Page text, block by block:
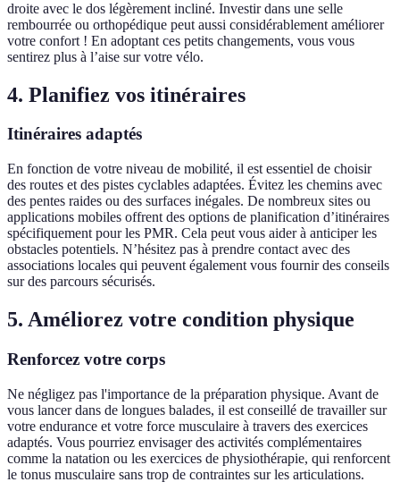
droite avec le dos légèrement incliné. Investir dans une selle
rembourrée ou orthopédique peut aussi considérablement améliorer
votre confort ! En adoptant ces petits changements, vous vous
sentirez plus à l’aise sur votre vélo.
4. Planifiez vos itinéraires
Itinéraires adaptés
En fonction de votre niveau de mobilité, il est essentiel de choisir
des routes et des pistes cyclables adaptées. Évitez les chemins avec
des pentes raides ou des surfaces inégales. De nombreux sites ou
applications mobiles offrent des options de planification d’itinéraires
spécifiquement pour les PMR. Cela peut vous aider à anticiper les
obstacles potentiels. N’hésitez pas à prendre contact avec des
associations locales qui peuvent également vous fournir des conseils
sur des parcours sécurisés.
5. Améliorez votre condition physique
Renforcez votre corps
Ne négligez pas l'importance de la préparation physique. Avant de
vous lancer dans de longues balades, il est conseillé de travailler sur
votre endurance et votre force musculaire à travers des exercices
adaptés. Vous pourriez envisager des activités complémentaires
comme la natation ou les exercices de physiothérapie, qui renforcent
le tonus musculaire sans trop de contraintes sur les articulations.